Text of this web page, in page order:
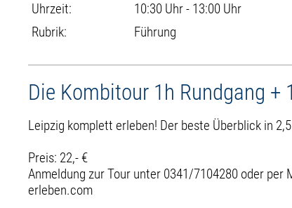
Uhrzeit:
10:30 Uhr - 13:00 Uhr
Rubrik:
Führung
Die Kombitour 1h Rundgang +
Leipzig komplett erleben! Der beste Überblick in
Preis: 22,- €
Anmeldung zur Tour unter 0341/7104280 oder per
erleben.com